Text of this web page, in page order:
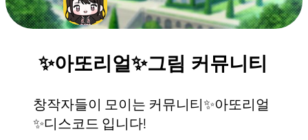
✨아또리얼✨그림 커뮤니티
창작자들이 모이는 커뮤니티✨아또리얼
✨디스코드 입니다!